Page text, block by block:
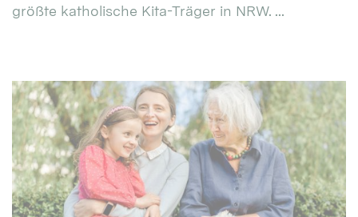
größte katholische Kita-Träger in NRW. ...